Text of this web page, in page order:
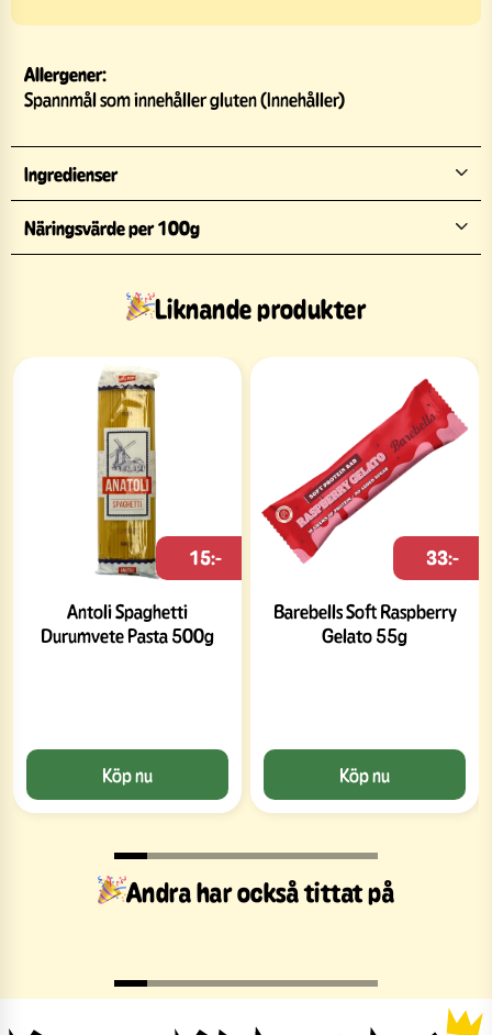
Allergener:
Spannmål som innehåller gluten (Innehåller)
Ingredienser
Näringsvärde per 100g
Liknande produkter
Antoli Spaghetti
Durumvete Pasta 500g
15:-
Köp nu
Barebells Soft Raspberry
Gelato 55g
33:-
Köp nu
Andra har också tittat på